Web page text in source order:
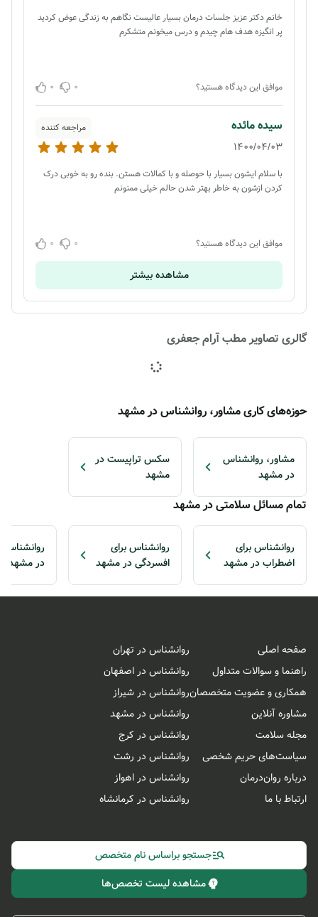
خانم دکتر عزیز جلسات درمان بسیار عالیست نگاهم به زندگی عوض کردید
پر انگیزه هدف هام چیدم و درس میخونم متشکرم
موافق این دیدگاه هستید؟ 0
0
سیده مائده مراجعه کننده
1400/04/03
با سلام ایشون بسیار با حوصله و با کمالات هستن. بنده رو به خوبی درک
کردن ازشون به خاطر بهتر شدن حالم خیلی ممنونم
موافق این دیدگاه هستید؟ 0
0
مشاهده بیشتر
گالری تصاویر مطب آرام جعفری
حوزه‌های کاری مشاور، روانشناس در مشهد
مشاور، روانشناس
در مشهد
سکس تراپیست در
مشهد
تمام مسائل سلامتی در مشهد
روانشناس برای
اضطراب در مشهد
روانشناس برای
افسردگی در مشهد
در مشهد
صفحه اصلی
راهنما و سوالات متداول
همکاری و عضویت متخصصان
مشاوره آنلاین
مجله سلامت
سیاست‌های حریم شخصی
درباره روان‌درمان
ارتباط با ما
روانشناس در تهران
روانشناس در اصفهان
روانشناس در شیراز
روانشناس در مشهد
روانشناس در کرج
روانشناس در رشت
روانشناس در اهواز
روانشناس در کرمانشاه
جستجو براساس نام متخصص
مشاهده لیست تخصص‌ها